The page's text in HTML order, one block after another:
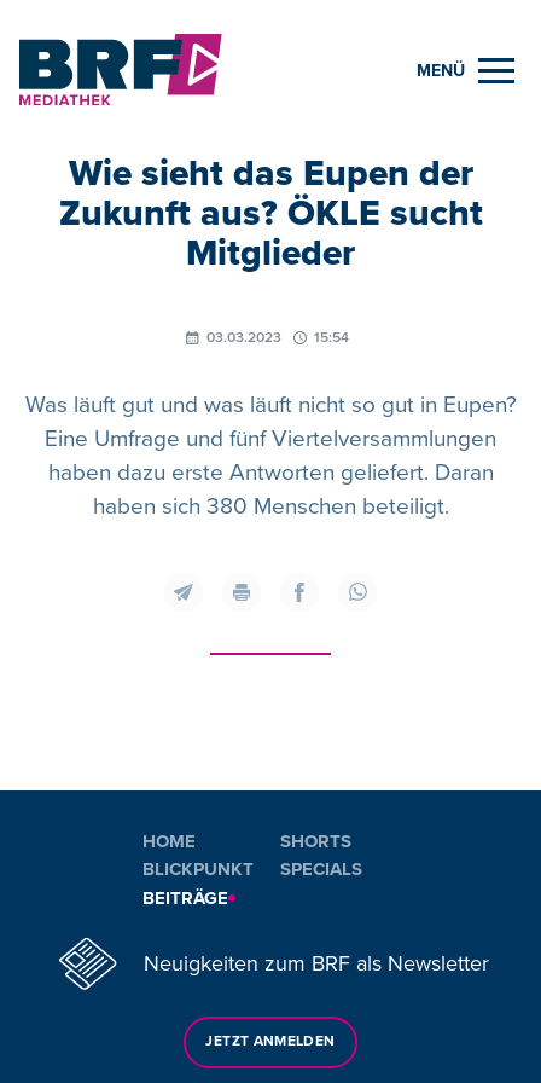
MENÜ
Wie sieht das Eupen der
Zukunft aus? ÖKLE sucht
Mitglieder
03.03.2023 15:54
Was läuft gut und was läuft nicht so gut in Eupen?
Eine Umfrage und fünf Viertelversammlungen
haben dazu erste Antworten geliefert. Daran
haben sich 380 Menschen beteiligt.
HOME
BLICKPUNKT
BEITRÄGE
SHORTS
SPECIALS
Neuigkeiten zum BRF als Newsletter
JETZT ANMELDEN